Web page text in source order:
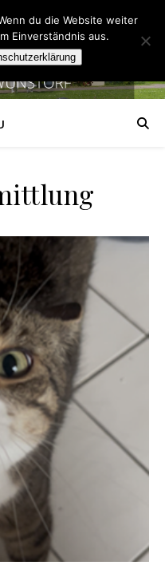
du die Website weiter
Einverständnis aus.